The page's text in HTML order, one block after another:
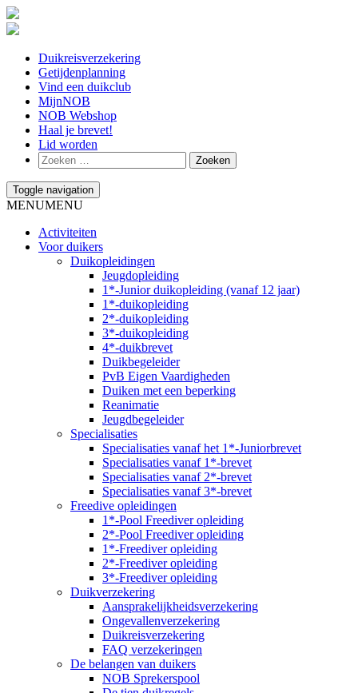
Duikreisverzekering
Getijdenplanning
Vind een duikclub
MijnNOB
NOB Webshop
Haal je brevet!
Lid worden
Toggle navigation
MENUMENU
Activiteiten
Voor duikers
Duikopleidingen
Jeugdopleiding
1*-Junior duikopleiding (vanaf 12 jaar)
1*-duikopleiding
2*-duikopleiding
3*-duikopleiding
4*-duikbrevet
Duikbegeleider
PvB Eigen Vaardigheden
Duiken met een beperking
Reanimatie
Jeugdbegeleider
Specialisaties
Specialisaties vanaf het 1*-Juniorbrevet
Specialisaties vanaf 1*-brevet
Specialisaties vanaf 2*-brevet
Specialisaties vanaf 3*-brevet
Freedive opleidingen
1*-Pool Freediver opleiding
2*-Pool Freediver opleiding
1*-Freediver opleiding
2*-Freediver opleiding
3*-Freediver opleiding
Duikverzekering
Aansprakelijkheidsverzekering
Ongevallenverzekering
Duikreisverzekering
FAQ verzekeringen
De belangen van duikers
NOB Sprekerspool